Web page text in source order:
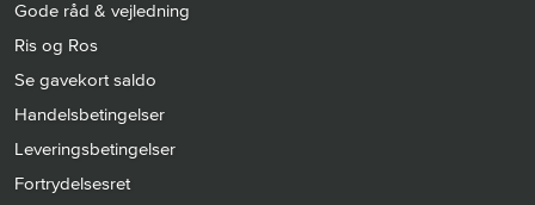
Gode råd & vejledning
Ris og Ros
Se gavekort saldo
Handelsbetingelser
Leveringsbetingelser
Fortrydelsesret